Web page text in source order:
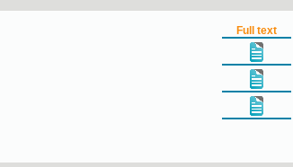
Full text